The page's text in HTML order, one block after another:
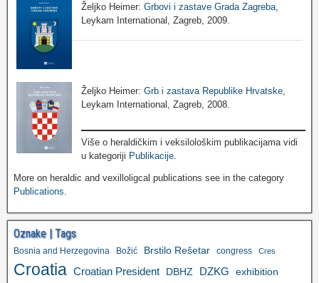
Željko Heimer: Grbovi i zastave Grada Zagreba
Leykam International, Zagreb, 2009.
Željko Heimer:Grb i zastava Republike Hrvatske
Leykam International, Zagreb, 2008.
Više o heraldičkim i veksilološkim publikacijama vidi
u kategoriji Publikacije.
More on heraldic and vexilloligcal publications see in the category
Publications.
Oznake | Tags
Bosnia and Herzegovina Božić Brstilo Rešetar congress Cres
Croatia Croatian President DBHZ DZKG exhibition